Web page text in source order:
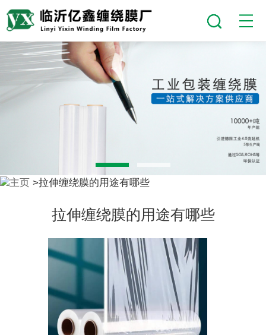
主页 >​拉伸缠绕膜的用途有哪些
​拉伸缠绕膜的用途有哪些